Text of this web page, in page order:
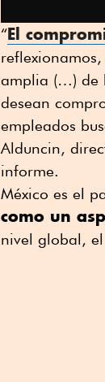
“El
amplia (…) de
desean
empleados
Alduncin,
informe.
México es el
como un
nivel global,